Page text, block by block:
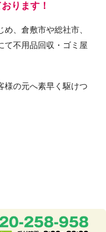
ります！
、倉敷市や総社市、
て不用品回収・ゴミ屋
様の元へ素早く駆けつ